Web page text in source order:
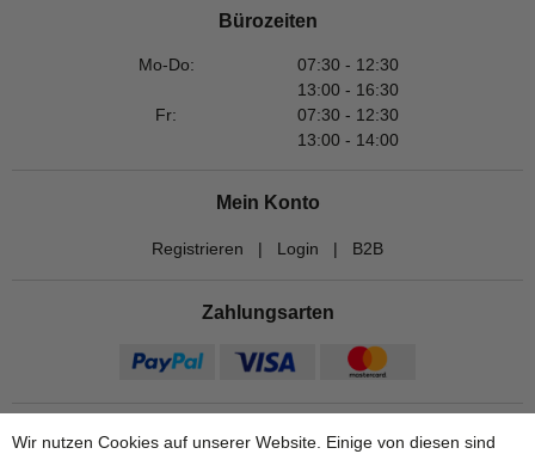
Bürozeiten
Mo-Do:
07:30 - 12:30
13:00 - 16:30
Fr:
07:30 - 12:30
13:00 - 14:00
Mein Konto
Registrieren | Login | B2B
Zahlungsarten
Wir nutzen Cookies auf unserer Website. Einige von diesen sind